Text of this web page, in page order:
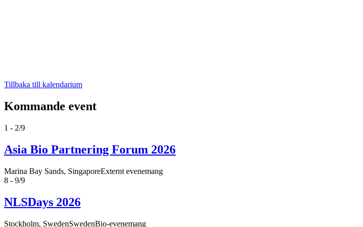
Tillbaka till kalendarium
Kommande event
1 - 2/9
Asia Bio Partnering Forum 2026
Marina Bay Sands, SingaporeExternt evenemang
8 - 9/9
NLSDays 2026
Stockholm, SwedenSwedenBio-evenemang